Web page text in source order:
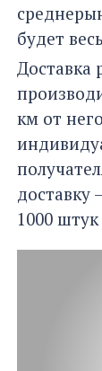
будет
Доставка
км от
доставку
1000